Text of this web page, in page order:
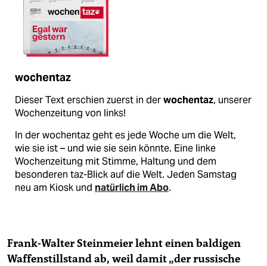
wochentaz
Dieser Text erschien zuerst in derwochentaz, unserer
Wochenzeitung von links!
In der wochentaz geht es jede Woche um die Welt,
wie sie ist – und wie sie sein könnte. Eine linke
Wochenzeitung mit Stimme, Haltung und dem
besonderen taz-Blick auf die Welt. Jeden Samstag
neu am Kiosk und natürlich im Abo.
Frank-Walter Steinmeier lehnt einen baldigen
Waffenstillstand ab, weil damit „der russische